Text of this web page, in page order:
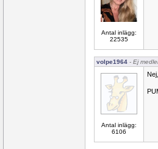
Antal inlägg:
22535
volpe1964 - Ej
Antal inlägg:
6106